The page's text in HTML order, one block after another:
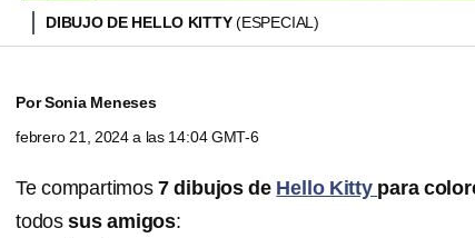
DIBUJO DE HELLO KITTY(ESPECIAL)
PorSonia Meneses
febrero 21, 2024 a las 14:04 GMT-6
Te compartimos7 dibujos de Hello Kitty para
todossus amigos: